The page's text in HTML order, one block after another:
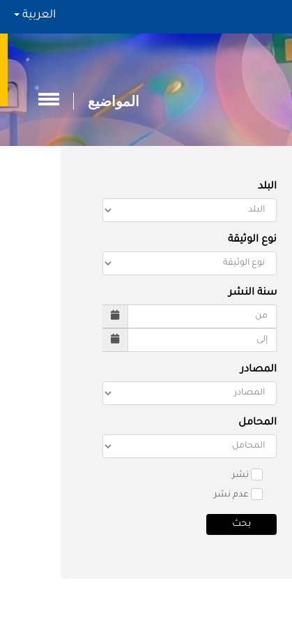
العربية
المواضيع
البلد
نوع الوثيقة
سنة النشر
المصادر
المحامل
نشر
عدم نشر
بحث